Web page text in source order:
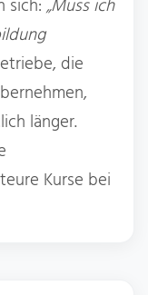
sich:„Muss ich
die
länger.
Kurse bei